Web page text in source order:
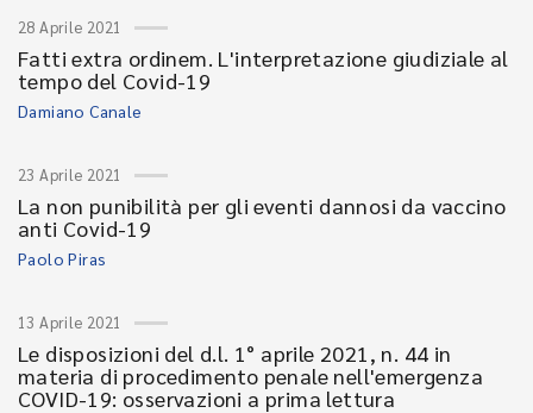
28 Aprile 2021
Fatti extra ordinem. L'interpretazione giudiziale al
tempo del Covid-19
Damiano Canale
23 Aprile 2021
La non punibilità per gli eventi dannosi da vaccino
anti Covid-19
Paolo Piras
13 Aprile 2021
Le disposizioni del d.l. 1° aprile 2021, n. 44 in
materia di procedimento penale nell'emergenza
COVID-19: osservazioni a prima lettura